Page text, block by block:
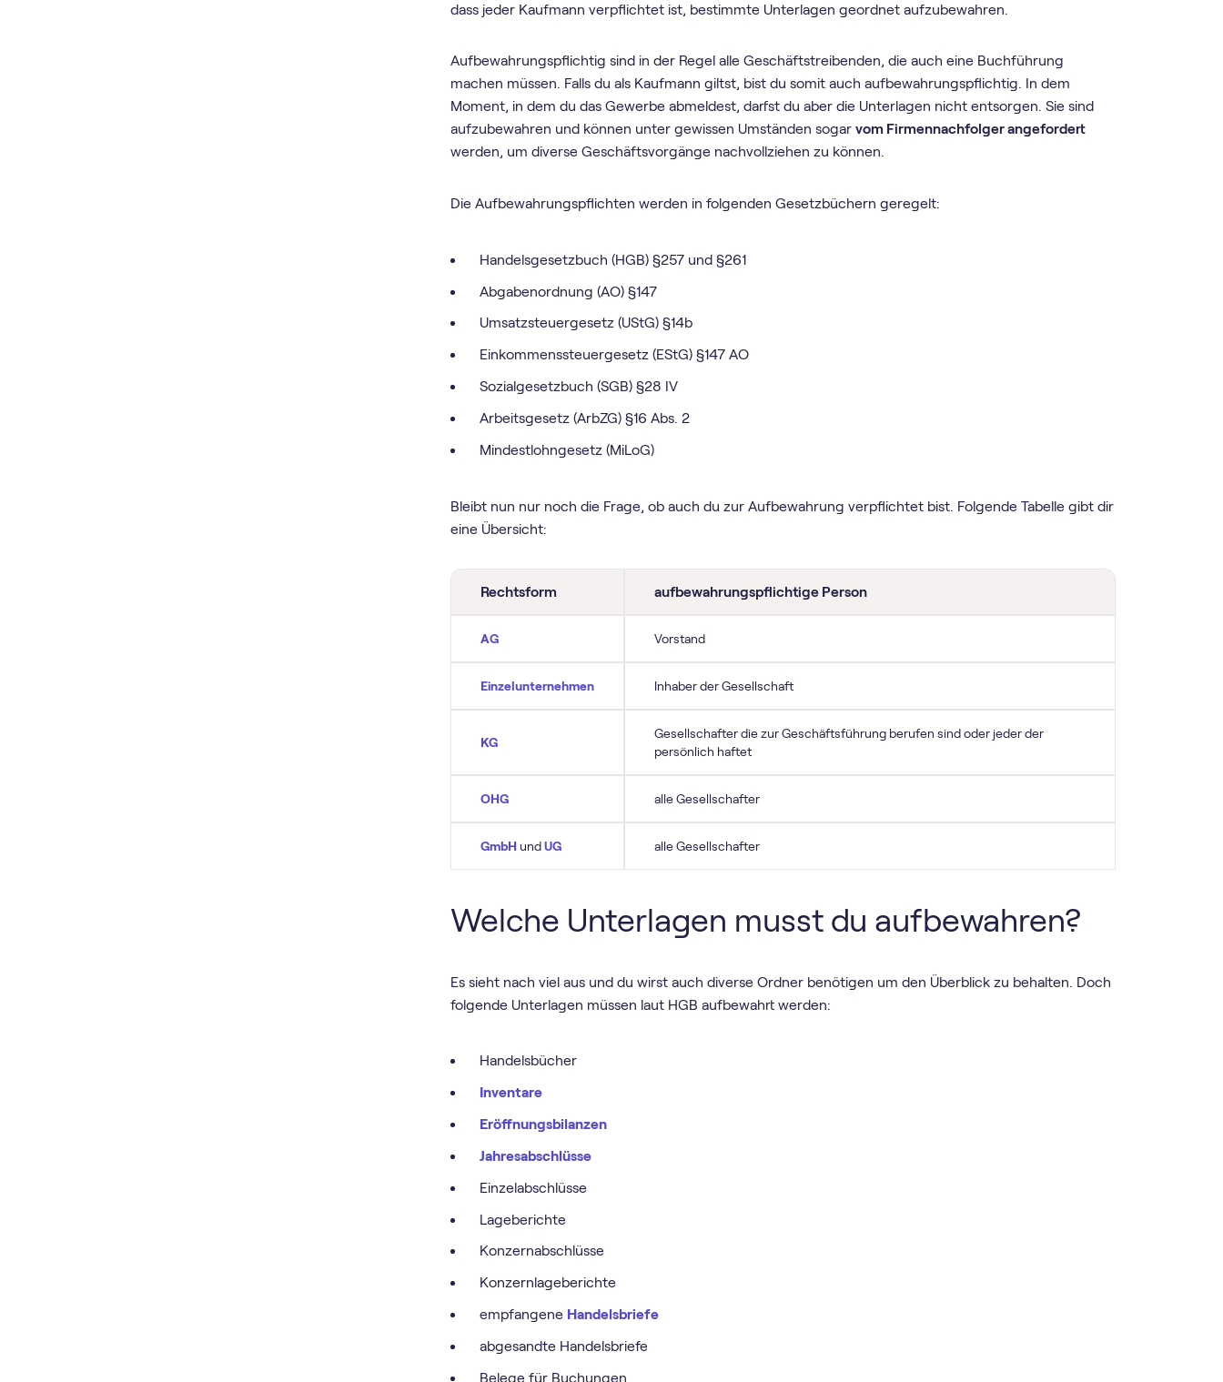
dass jeder Kaufmann verpflichtet ist, bestimmte Unterlagen geordnet aufzubewahren.
Aufbewahrungspflichtig sind in der Regel alle Geschäftstreibenden, die auch eine Buchführung
machen müssen. Falls du als Kaufmann giltst, bist du somit auch aufbewahrungspflichtig. In dem
Moment, in dem du das Gewerbe abmeldest, darfst du aber die Unterlagen nicht entsorgen. Sie sind
aufzubewahren und können unter gewissen Umständen sogarvom Firmennachfolger angefordert
werden, um diverse Geschäftsvorgänge nachvollziehen zu können.
Die Aufbewahrungspflichten werden in folgenden Gesetzbüchern geregelt:
Handelsgesetzbuch (HGB) §257 und §261
Abgabenordnung (AO) §147
Umsatzsteuergesetz (UStG) §14b
Einkommenssteuergesetz (EStG) §147 AO
Sozialgesetzbuch (SGB) §28 IV
Arbeitsgesetz (ArbZG) §16 Abs. 2
Mindestlohngesetz (MiLoG)
Bleibt nun nur noch die Frage, ob auch du zur Aufbewahrung verpflichtet bist. Folgende Tabelle gibt dir
eine Übersicht:
Rechtsform aufbewahrungspflichtige Person
AG Vorstand
Einzelunternehmen Inhaber der Gesellschaft
KG
Gesellschafter die zur Geschäftsführung berufen sind oder jeder der
persönlich haftet
OHG alle Gesellschafter
GmbHundUG alle Gesellschafter
Welche Unterlagen musst du aufbewahren?
Es sieht nach viel aus und du wirst auch diverse Ordner benötigen um den Überblick zu behalten. Doch
folgende Unterlagen müssen laut HGB aufbewahrt werden:
Handelsbücher
Inventare
Eröffnungsbilanzen
Jahresabschlüsse
Einzelabschlüsse
Lageberichte
Konzernabschlüsse
Konzernlageberichte
empfangene Handelsbriefe
abgesandte Handelsbriefe
Belege für Buchungen